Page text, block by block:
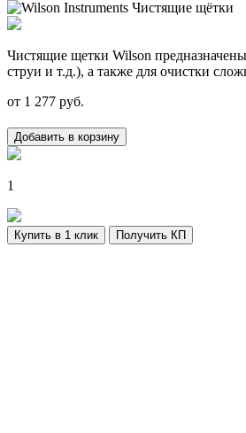
Чистящие щетки Wilson
струи и т.д.), а также для очистки
от 1 277 руб.
Добавить в корзину
1
Купить в 1 клик Получить КП